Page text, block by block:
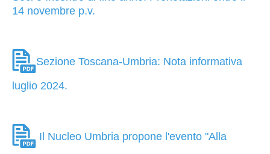
14 novembre p.v.
Sezione Toscana-Umbria: Nota informativa
luglio 2024.
Il Nucleo Umbria propone l'evento "Alla